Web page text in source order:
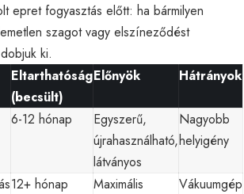
epret fogyasztás előtt: ha bármilyen
szagot vagy elszíneződést
ki.
Eltarthatóság
(becsült)
Előnyök Hátrányok
6-12 hónap
Egyszerű,
újrahasználható,
látványos
Nagyobb
helyigény
12+ hónap
Maximális
Vákuumgép